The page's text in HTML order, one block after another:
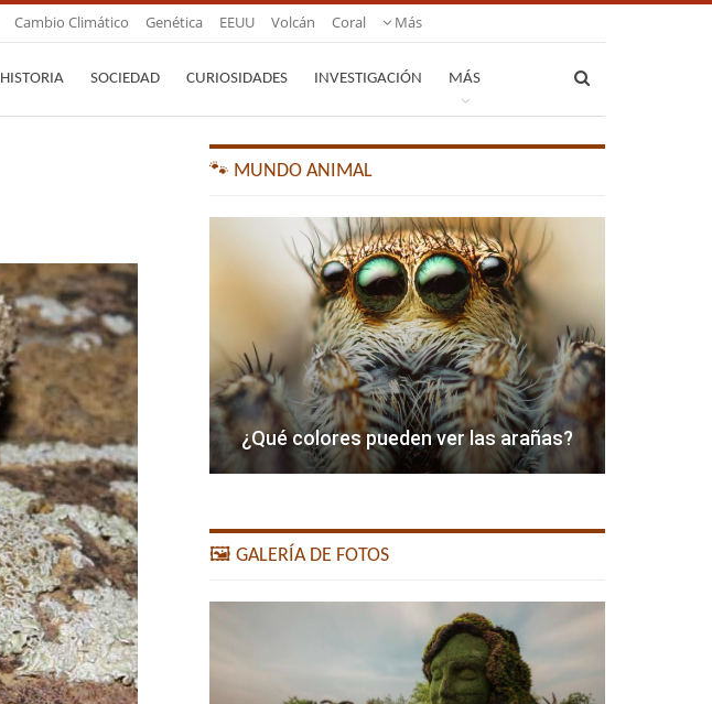
Cambio Climático Genética EEUU Volcán Coral Más
HISTORIA SOCIEDAD CURIOSIDADES INVESTIGACIÓN MÁS
🐾 MUNDO ANIMAL
¿Qué colores pueden ver las arañas?
🖼️ GALERÍA DE FOTOS